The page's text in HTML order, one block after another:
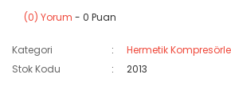
(0) Yorum - 0 Puan
Kategori
Hermetik
Stok Kodu
2013